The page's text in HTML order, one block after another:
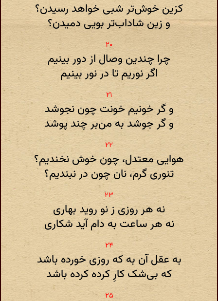
کزین خوش‌تر شبی خواهد رسیدن؟
و زین شاداب‌تر بویی دمیدن؟
چرا چندین وصال از دور بینیم
اگر نوریم تا در نور بینیم
و گر خونیم خونت چون نجوشد
و گر جوشد به من‌بر چند پوشد
هوایی معتدل‌، چون خوش نخندیم‌؟
تنوری گرم‌، نان چون در نبندیم‌؟
نه هر روزی ز نو روید بهاری
نه هر ساعت به دام آید شکاری
به عقل آن به که روزی خورده باشد
که بی‌شک کارِ کرده کرده باشد